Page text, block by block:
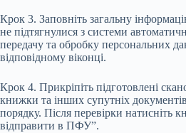
Крок 3. Заповніть загальну
не підтягнулися з системи
передачу та обробку персональних
відповідному віконці.
Крок 4. Прикріпіть підготовлені
книжки та інших супутніх
порядку. Після перевірки натисніть
відправити в ПФУ”.